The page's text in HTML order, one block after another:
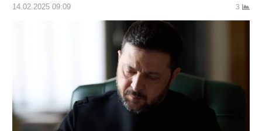
14.02.2025 09:09 3